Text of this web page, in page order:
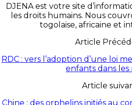
DJENA est votre site
les droits humains. Nous
togolaise, africaine et
Article
RDC : vers l’adoption d’une loi
enfants dans les
Article
Chine : des orphelins initiés au